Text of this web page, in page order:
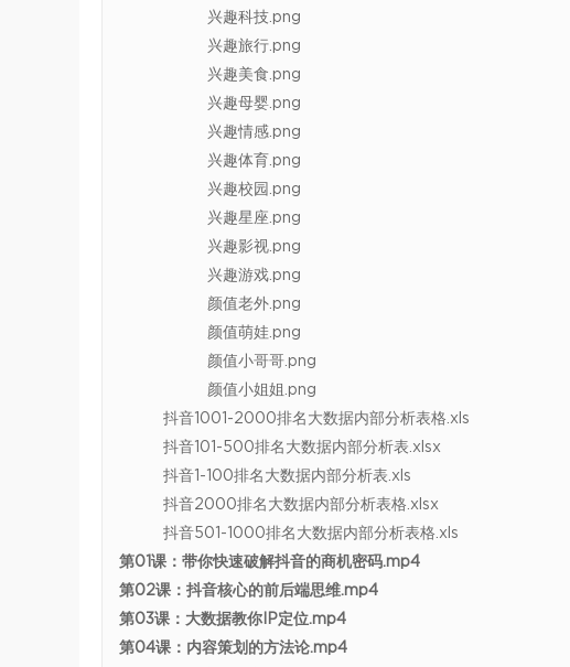
兴趣科技.png
兴趣旅行.png
兴趣美食.png
兴趣母婴.png
兴趣情感.png
兴趣体育.png
兴趣校园.png
兴趣星座.png
兴趣影视.png
兴趣游戏.png
颜值老外.png
颜值萌娃.png
颜值小哥哥.png
颜值小姐姐.png
抖音1001-2000排名大数据内部分析表格.xls
抖音101-500排名大数据内部分析表.xlsx
抖音1-100排名大数据内部分析表.xls
抖音2000排名大数据内部分析表格.xlsx
抖音501-1000排名大数据内部分析表格.xls
第01课：带你快速破解抖音的商机密码.mp4
第02课：抖音核心的前后端思维.mp4
第03课：大数据教你IP定位.mp4
第04课：内容策划的方法论.mp4